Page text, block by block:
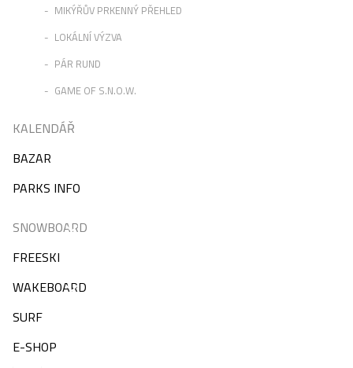
MIKÝŘŮV PRKENNÝ PŘEHLED
LOKÁLNÍ VÝZVA
PÁR RUND
GAME OF S.N.O.W.
KALENDÁŘ
BAZAR
PARKS INFO
SNOWBOARD
FREESKI
WAKEBOARD
SURF
E-SHOP